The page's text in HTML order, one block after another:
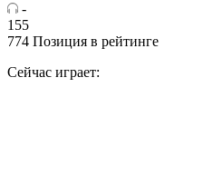
-
155
774 Позиция в рейтинге
Сейчас играет: